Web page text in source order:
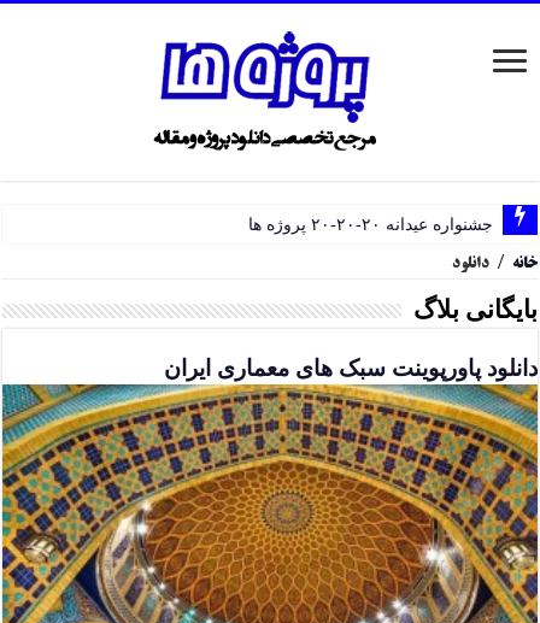
جشنواره عیدانه ۲۰-۲۰-۲۰ پروژه ها
خانه / دانلود
بایگانی بلاگ
دانلود پاورپوینت سبک های معماری ایران